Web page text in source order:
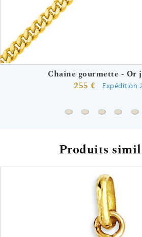
Chaine gourmette - Or
255 €
Expédition
Chaine gourmette -
Chaine forçat
Chaine
Produits